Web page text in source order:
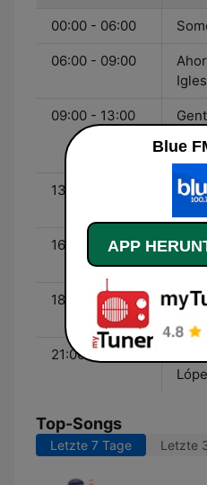
00:00 - 06:00
06:00 - 09:00
09:00 - 13:00
13:00 - 16:00
16:00 - 18:00
18:00 - 21:00
21:00 - 00:00
Top-Songs
Letzte 7 Tage Letzte
Blue
APP